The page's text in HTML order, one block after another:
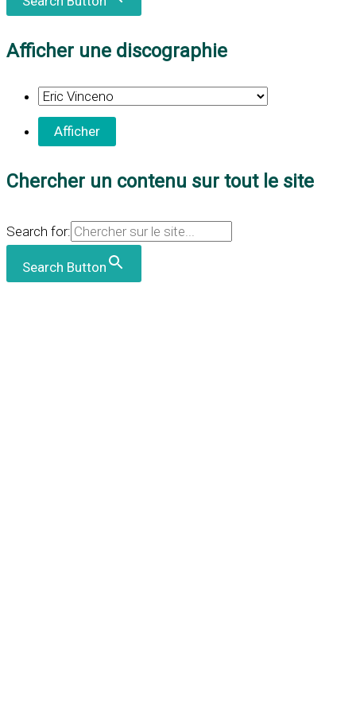
Afficher une discographie
Chercher un contenu sur tout le site
Search for:
Search Button